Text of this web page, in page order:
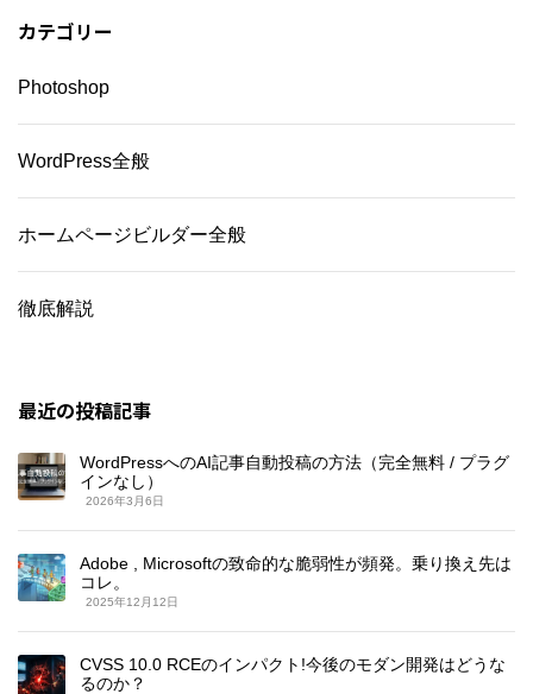
カテゴリー
Photoshop
WordPress全般
ホームページビルダー全般
徹底解説
最近の投稿記事
WordPressへのAI記事自動投稿の方法（完全無料 / プラグ
インなし）
2026年3月6日
Adobe , Microsoftの致命的な脆弱性が頻発。乗り換え先は
コレ。
2025年12月12日
CVSS 10.0 RCEのインパクト!今後のモダン開発はどうな
るのか？